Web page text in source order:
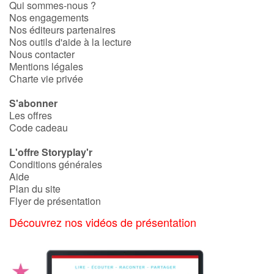
Fable, mythe, littérature et poésie
Princesses et princes, rois, reines et dragons
Ogres, monstres et sorcières
Héroïnes et héros
Écologie, nature, saisons
Les animaux
Voyage, épopée, enquête, aventure
Autour du monde
Apprentissage
Qui sommes-nous ?
Nos engagements
Nos éditeurs partenaires
Nos outils d'aide à la lecture
Nous contacter
Mentions légales
Charte vie privée
S'abonner
Les offres
Code cadeau
L'offre Storyplay'r
Conditions générales
Aide
Plan du site
Flyer de présentation
Découvrez nos vidéos de présentation